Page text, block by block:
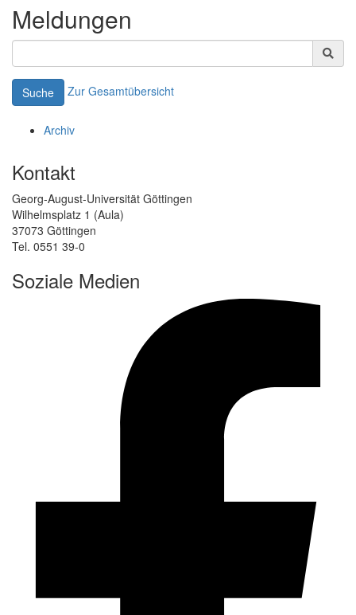
Meldungen
Suche Zur Gesamtübersicht
Archiv
Kontakt
Georg-August-Universität Göttingen
Wilhelmsplatz 1 (Aula)
37073 Göttingen
Tel. 0551 39-0
Soziale Medien